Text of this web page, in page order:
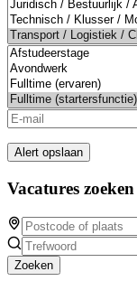
Alert opslaan
Vacatures zoeken
Zoeken